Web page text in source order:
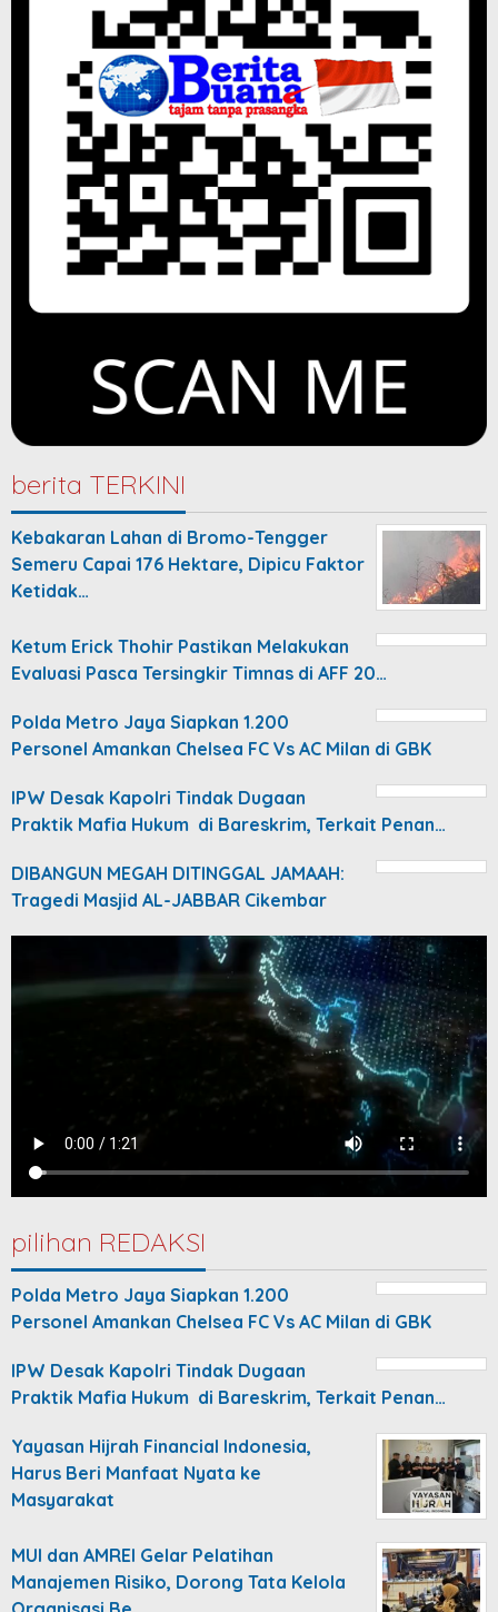
berita TERKINI
Kebakaran Lahan di Bromo-Tengger
Semeru Capai 176 Hektare, Dipicu Faktor
Ketidak…
Ketum Erick Thohir Pastikan Melakukan
Evaluasi Pasca Tersingkir Timnas di AFF 20…
Polda Metro Jaya Siapkan 1.200
Personel Amankan Chelsea FC Vs AC Milan di GBK
IPW Desak Kapolri Tindak Dugaan
Praktik Mafia Hukum di Bareskrim, Terkait Penan…
DIBANGUN MEGAH DITINGGAL JAMAAH:
Tragedi Masjid AL-JABBAR Cikembar
pilihan REDAKSI
Polda Metro Jaya Siapkan 1.200
Personel Amankan Chelsea FC Vs AC Milan di GBK
IPW Desak Kapolri Tindak Dugaan
Praktik Mafia Hukum di Bareskrim, Terkait Penan…
Yayasan Hijrah Financial Indonesia,
Harus Beri Manfaat Nyata ke
Masyarakat
MUI dan AMREI Gelar Pelatihan
Manajemen Risiko, Dorong Tata Kelola